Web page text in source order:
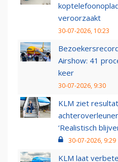
veroorzaakt
30-07-2026, 10:23
Airshow: 41
keer
30-07-2026, 9:30
KLM ziet
‘Realistisch
30-07-2026, 9:29
KLM laat